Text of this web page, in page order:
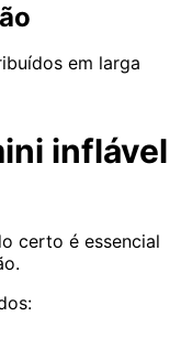
em larga
inflável
certo é essencial